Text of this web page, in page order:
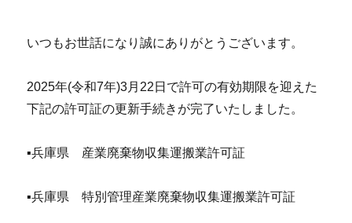
いつもお世話になり誠にありがとうございます。
2025年(令和7年)3月22日で許可の有効期限を迎えた
下記の許可証の更新手続きが完了いたしました。
▪兵庫県 産業廃棄物収集運搬業許可証
▪兵庫県 特別管理産業廃棄物収集運搬業許可証